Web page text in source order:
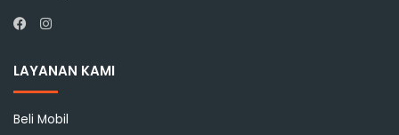
Instagram
LAYANAN KAMI
Beli Mobil